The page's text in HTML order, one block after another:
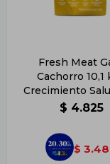
Fresh Meat
Cachorro 10,1
Crecimiento
$ 4.825
$